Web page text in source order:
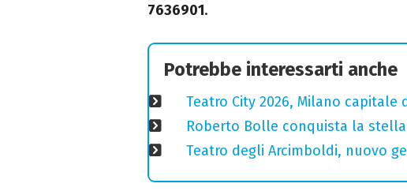
7636901.
Potrebbe interessarti anche
Teatro City 2026, Milano
Roberto Bolle conquista la
Teatro degli Arcimboldi, nuovo